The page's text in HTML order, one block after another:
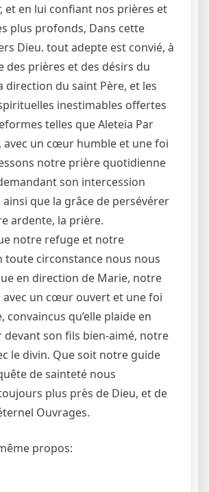
et en lui confiant nos prières et
plus profonds, Dans cette
Dieu. tout adepte est convié, à
des prières et des désirs du
direction du saint Père, et les
inestimables offertes
telles que Aleteia Par
avec un cœur humble et une foi
notre prière quotidienne
son intercession
que la grâce de persévérer
ardente, la prière.
notre refuge et notre
toute circonstance nous nous
en direction de Marie, notre
avec un cœur ouvert et une foi
convaincus qu’elle plaide en
devant son fils bien-aimé, notre
le divin. Que soit notre guide
de sainteté nous
plus près de Dieu, et de
Ouvrages.
propos: